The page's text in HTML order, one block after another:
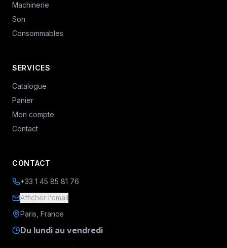
Machinerie
Son
Consommables
SERVICES
Catalogue
Panier
Mon compte
Contact
CONTACT
+33 1 45 85 81 76
Afficher l’email
Paris, France
Du lundi au vendredi